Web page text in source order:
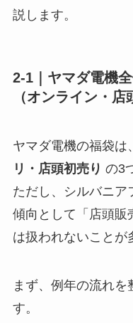
説します。
2-1｜ヤマダ電機
（オンライン・店
ヤマダ電機の福袋は
リ・店頭初売り の3
ただし、シルバニア
傾向として「店頭販
は扱われないことが
まず、例年の流れを
す。